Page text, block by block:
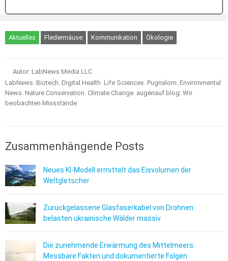
Aktuelles Fledermäuse Kommunikation Ökologie
Autor: LabNews Media LLC
LabNews: Biotech. Digital Health. Life Sciences. Pugnalom: Environmental
News. Nature Conservation. Climate Change. augenauf.blog: Wir
beobachten Missstände
Zusammenhängende Posts
Neues KI-Modell ermittelt das Eisvolumen der
Weltgletscher
Zurückgelassene Glasfaserkabel von Drohnen
belasten ukrainische Wälder massiv
Die zunehmende Erwärmung des Mittelmeers:
Messbare Fakten und dokumentierte Folgen